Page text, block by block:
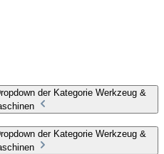
der Kategorie Werkzeug &
der Kategorie Werkzeug &